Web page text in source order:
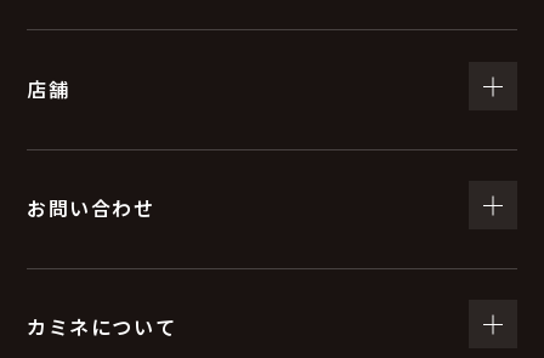
店舗
お問い合わせ
カミネについて